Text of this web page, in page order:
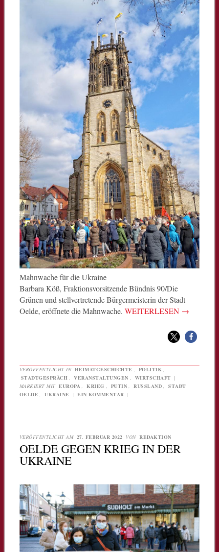
Mahnwache für die Ukraine
Barbara Köß, Fraktionsvorsitzende Bündnis 90/Die
Grünen und stellvertretende Bürgermeisterin der Stadt
Oelde, eröffnete die Mahnwache. WEITERLESEN →
VERÖFFENTLICHT IN HEIMATGESCHICHTE POLITIK
STADTGESPRÄCH
VERANSTALTUNGEN WIRTSCHAFT |
MARKIERT MIT EUROPA KRIEG PUTIN RUSSLAND
STADT
OELDE
UKRAINE | EIN KOMMENTAR |
VERÖFFENTLICHT AM 27. FEBRUAR 2022 VON REDAKTION
OELDE GEGEN KRIEG IN DER
UKRAINE